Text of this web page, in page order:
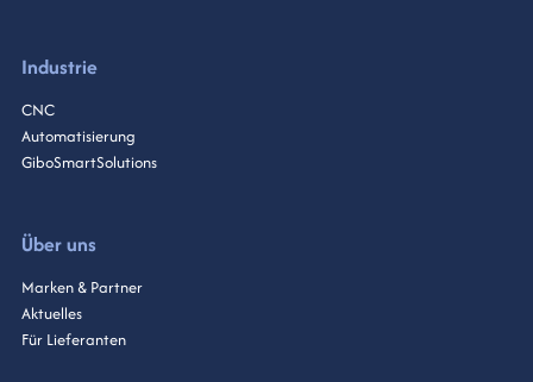
Industrie
CNC
Automatisierung
GiboSmartSolutions
Über uns
Marken & Partner
Aktuelles
Für Lieferanten